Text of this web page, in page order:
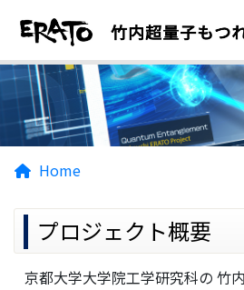
Home
プロジェクト概要
京都大学大学院工学研究科の 竹